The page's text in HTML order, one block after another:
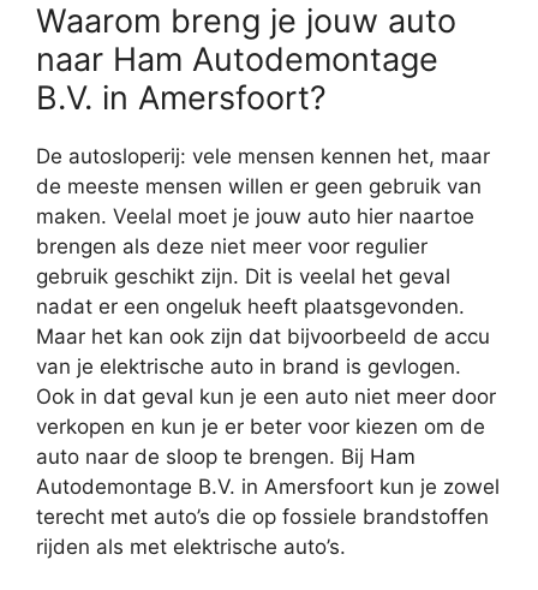
Waarom breng je jouw auto
naar Ham Autodemontage
B.V. in Amersfoort?
De autosloperij: vele mensen kennen het, maar
de meeste mensen willen er geen gebruik van
maken. Veelal moet je jouw auto hier naartoe
brengen als deze niet meer voor regulier
gebruik geschikt zijn. Dit is veelal het geval
nadat er een ongeluk heeft plaatsgevonden.
Maar het kan ook zijn dat bijvoorbeeld de accu
van je elektrische auto in brand is gevlogen.
Ook in dat geval kun je een auto niet meer door
verkopen en kun je er beter voor kiezen om de
auto naar de sloop te brengen. Bij Ham
Autodemontage B.V. in Amersfoort kun je zowel
terecht met auto’s die op fossiele brandstoffen
rijden als met elektrische auto’s.